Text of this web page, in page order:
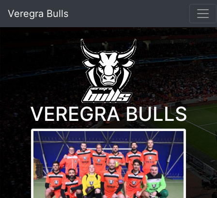
Veregra Bulls
VEREGRA BULLS